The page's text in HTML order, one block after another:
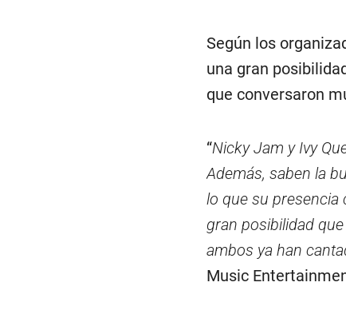
Según los
una gran
que conversaron
“Nicky Jam y Ivy
Además, saben la
lo que su presencia
gran posibilidad
ambos ya han
Music